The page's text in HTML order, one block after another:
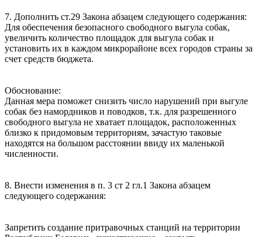
7. Дополнить ст.29 Закона абзацем следующего содержания:
Для обеспечения безопасного свободного выгула собак,
увеличить количество площадок для выгула собак и
установить их в каждом микрорайоне всех городов страны за
счет средств бюджета.
Обоснование:
Данная мера поможет снизить число нарушений при выгуле
собак без намордников и поводков, т.к. для разрешенного
свободного выгула не хватает площадок, расположенных
близко к придомовым территориям, зачастую таковые
находятся на большом расстоянии ввиду их маленькой
численности.
8. Внести изменения в п. 3 ст 2 гл.1 Закона абзацем
следующего содержания:
Запретить создание притравочных станций на территории